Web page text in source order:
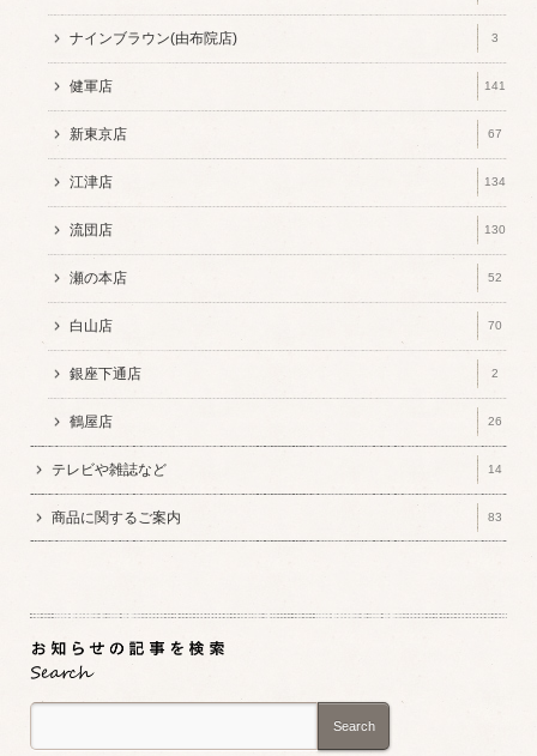
ナインブラウン(由布院店) 3
健軍店 141
新東京店 67
江津店 134
流団店 130
瀬の本店 52
白山店 70
銀座下通店 2
鶴屋店 26
テレビや雑誌など 14
商品に関するご案内 83
Search